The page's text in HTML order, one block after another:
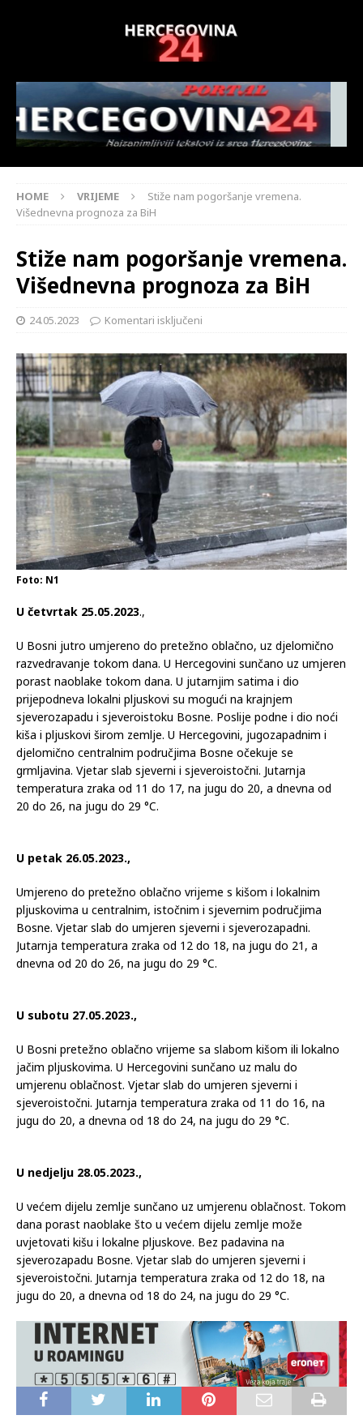
HOME VRIJEME
Stiže nam pogoršanje vremena.
Višednevna prognoza za BiH
Stiže nam pogoršanje vremena.
Višednevna prognoza za BiH
24.05.2023 Komentari isključeni
Foto: N1
U četvrtak 25.05.2023.,
U Bosni jutro umjereno do pretežno oblačno, uz djelomično
razvedravanje tokom dana. U Hercegovini sunčano uz umjeren
porast naoblake tokom dana. U jutarnjim satima i dio
prijepodneva lokalni pljuskovi su mogući na krajnjem
sjeverozapadu i sjeveroistoku Bosne. Poslije podne i dio noći
kiša i pljuskovi širom zemlje. U Hercegovini, jugozapadnim i
djelomično centralnim područjima Bosne očekuje se
grmljavina. Vjetar slab sjeverni i sjeveroistočni. Jutarnja
temperatura zraka od 11 do 17, na jugu do 20, a dnevna od
20 do 26, na jugu do 29 °C.
U petak 26.05.2023.,
Umjereno do pretežno oblačno vrijeme s kišom i lokalnim
pljuskovima u centralnim, istočnim i sjevernim područjima
Bosne. Vjetar slab do umjeren sjeverni i sjeverozapadni.
Jutarnja temperatura zraka od 12 do 18, na jugu do 21, a
dnevna od 20 do 26, na jugu do 29 °C.
U subotu 27.05.2023.,
U Bosni pretežno oblačno vrijeme sa slabom kišom ili lokalno
jačim pljuskovima. U Hercegovini sunčano uz malu do
umjerenu oblačnost. Vjetar slab do umjeren sjeverni i
sjeveroistočni. Jutarnja temperatura zraka od 11 do 16, na
jugu do 20, a dnevna od 18 do 24, na jugu do 29 °C.
U nedjelju 28.05.2023.,
U većem dijelu zemlje sunčano uz umjerenu oblačnost. Tokom
dana porast naoblake što u većem dijelu zemlje može
uvjetovati kišu i lokalne pljuskove. Bez padavina na
sjeverozapadu Bosne. Vjetar slab do umjeren sjeverni i
sjeveroistočni. Jutarnja temperatura zraka od 12 do 18, na
jugu do 20, a dnevna od 18 do 24, na jugu do 29 °C.